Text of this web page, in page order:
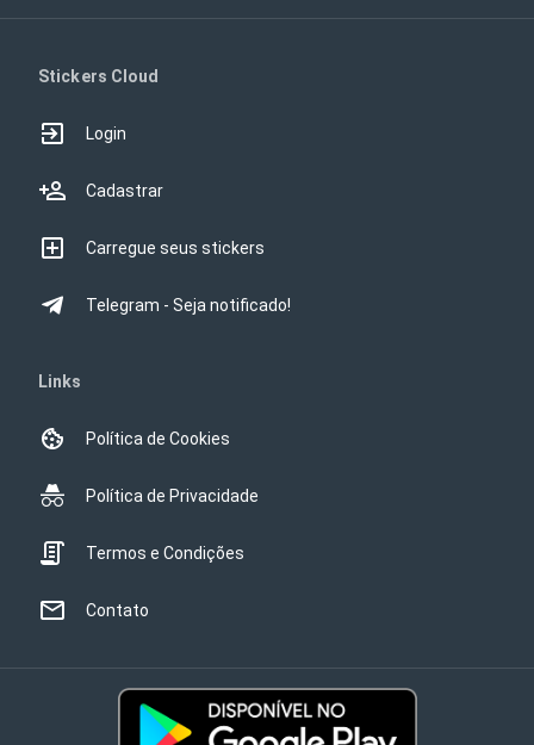
Stickers Cloud
Login
Cadastrar
Carregue seus stickers
Telegram - Seja notificado!
Links
Política de Cookies
Política de Privacidade
Termos e Condições
Contato